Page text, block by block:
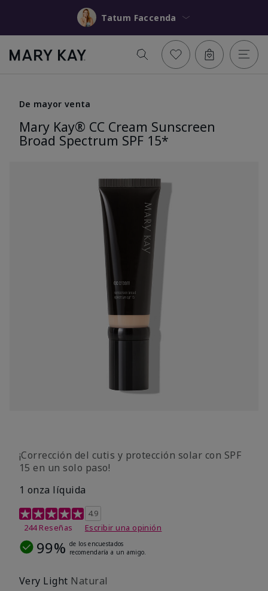
Tatum Faccenda
De mayor venta
Mary Kay® CC Cream Sunscreen
Broad Spectrum SPF 15*
¡Corrección del cutis y protección solar con SPF
15 en un solo paso!
1 onza líquida
Calificación de clientes de 3,7 de 5
4.9
244 Reseñas
Escribir una opinión
99% de los encuestados
recomendaría a un amigo.
Very Light Natural